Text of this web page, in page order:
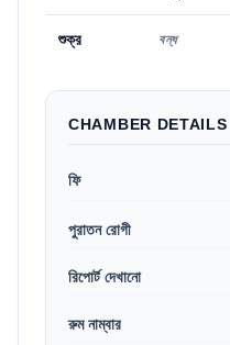
শুক্র বন্ধ
CHAMBER DETAILS
ফি
পুরাতন রোগী
রিপোর্ট দেখানো
রুম নাম্বার